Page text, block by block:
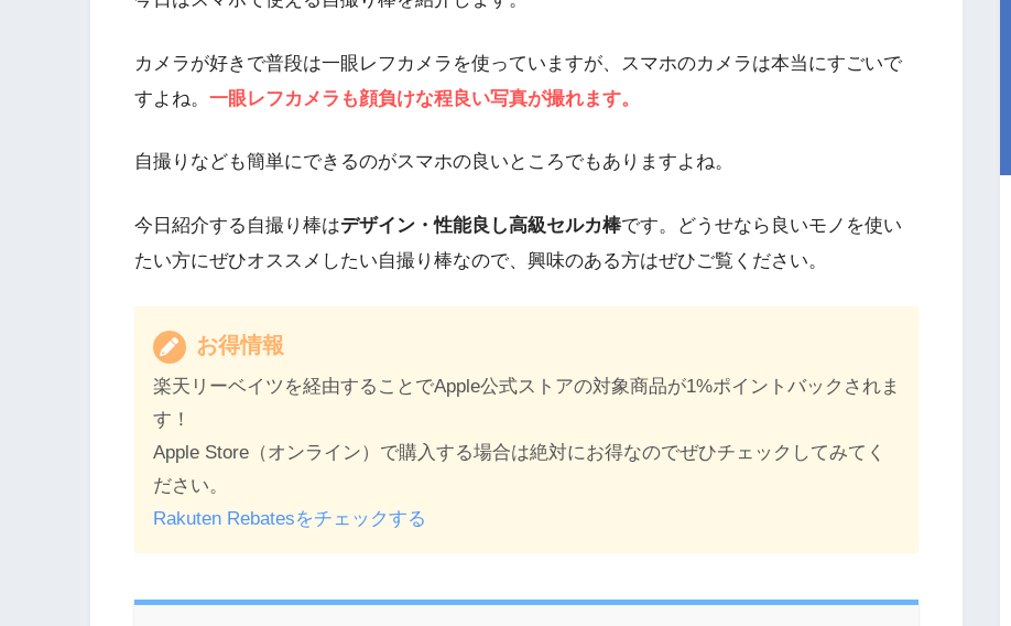
カメラが好きで普段は一眼レフカメラを使っていますが、スマホのカメラは本当にすごいで
すよね。 一眼レフカメラも顔負けな程良い写真が撮れます。
自撮りなども簡単にできるのがスマホの良いところでもありますよね。
今日紹介する自撮り棒はデザイン・性能良し高級セルカ棒です。どうせなら良いモノを使い
たい方にぜひオススメしたい自撮り棒なので、興味のある方はぜひご覧ください。
お得情報
楽天リーベイツを経由することでApple公式ストアの対象商品が1%ポイントバックされま
す！
Apple Store（オンライン）で購入する場合は絶対にお得なのでぜひチェックしてみてく
ださい。
Rakuten Rebatesをチェックする